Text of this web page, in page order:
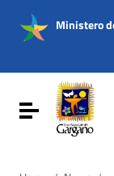
Vai al menu di
Vai al footer
Ministero
Attiva /